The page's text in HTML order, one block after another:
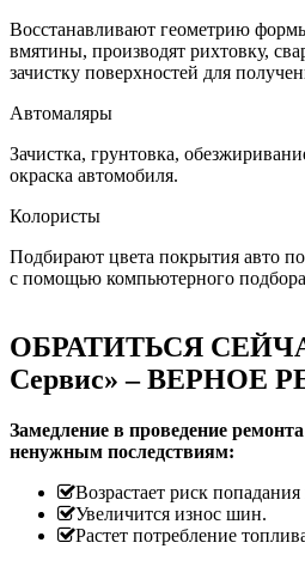
Восстанавливают геометрию
вмятины, производят рихтовку,
зачистку поверхностей для
Автомаляры
Зачистка, грунтовка,
окраска автомобиля.
Колористы
Подбирают цвета покрытия авто
с помощью компьютерного
ОБРАТИТЬСЯ
Сервис» – ВЕРНОЕ
Замедление в проведение
ненужным последствиям:
Возрастает риск
Увеличится износ шин.
Растет потребление